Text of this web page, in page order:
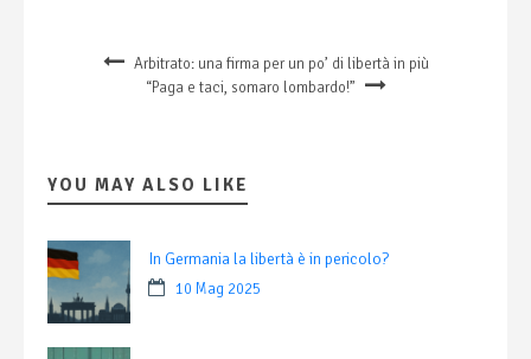
Arbitrato: una firma per un po’ di libertà in più
“Paga e taci, somaro lombardo!”
YOU MAY ALSO LIKE
In Germania la libertà è in pericolo?
10 Mag 2025